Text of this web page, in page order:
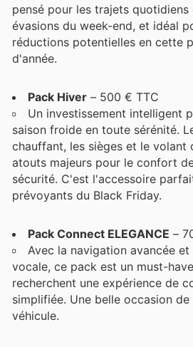
pensé pour les trajets
évasions du week-end, et idéal
réductions potentielles en cette
d'année.
Pack Hiver – 500 € TTC
Un investissement intelligent
saison froide en toute sérénité.
chauffant, les sièges et le volant
atouts majeurs pour le confort
sécurité. C'est l'accessoire
prévoyants du Black Friday.
Pack Connect ELEGANCE –
Avec la navigation avancée
vocale, ce pack est un must-
recherchent une expérience de
simplifiée. Une belle occasion
véhicule.